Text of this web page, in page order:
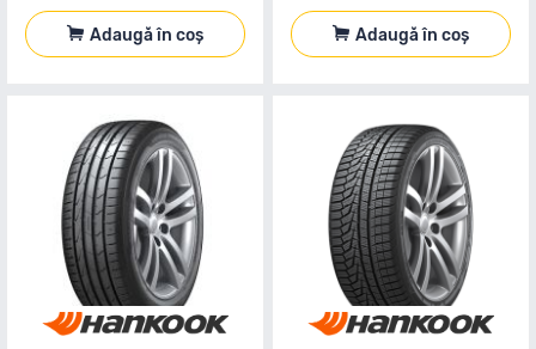
Adaugă în coș Adaugă în coș